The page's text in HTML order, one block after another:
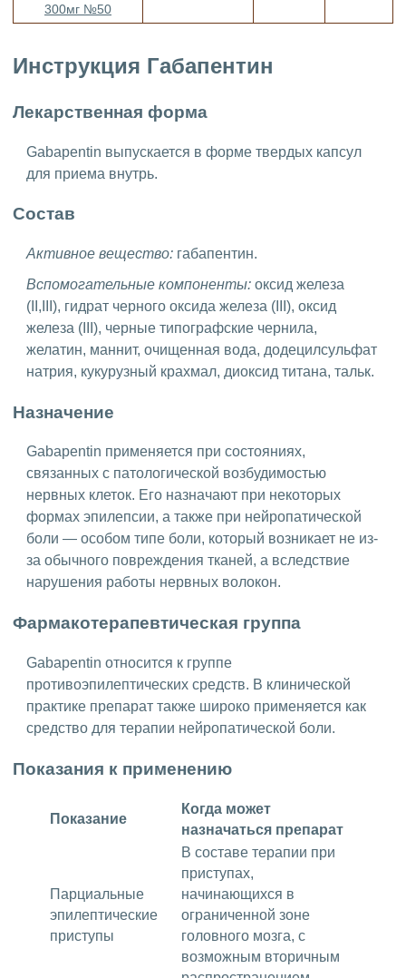
300мг №50
Инструкция Габапентин
Лекарственная форма
Gabapentin выпускается в форме твердых капсул
для приема внутрь.
Состав
Активное вещество: габапентин.
Вспомогательные компоненты: оксид железа
(II,III), гидрат черного оксида железа (III), оксид
железа (III), черные типографские чернила,
желатин, маннит, очищенная вода, додецилсульфат
натрия, кукурузный крахмал, диоксид титана, тальк.
Назначение
Gabapentin применяется при состояниях,
связанных с патологической возбудимостью
нервных клеток. Его назначают при некоторых
формах эпилепсии, а также при нейропатической
боли — особом типе боли, который возникает не из-
за обычного повреждения тканей, а вследствие
нарушения работы нервных волокон.
Фармакотерапевтическая группа
Gabapentin относится к группе
противоэпилептических средств. В клинической
практике препарат также широко применяется как
средство для терапии нейропатической боли.
Показания к применению
Показание
Когда может
назначаться препарат
Парциальные
эпилептические
приступы
В составе терапии при
приступах,
начинающихся в
ограниченной зоне
головного мозга, с
возможным вторичным